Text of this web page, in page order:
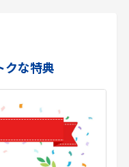
クな特典